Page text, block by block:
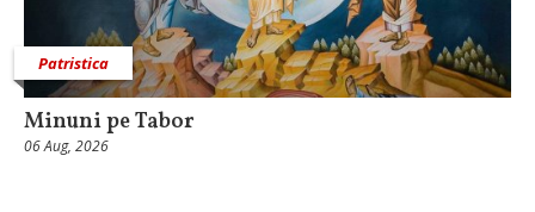
Patristica
Minuni pe Tabor
06 Aug, 2026